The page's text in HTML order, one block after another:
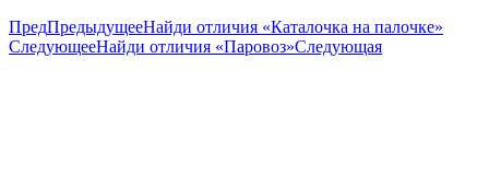
ПредПредыдущееНайди отличия «Каталочка на палочке»
СледующееНайди отличия «Паровоз»Следующая